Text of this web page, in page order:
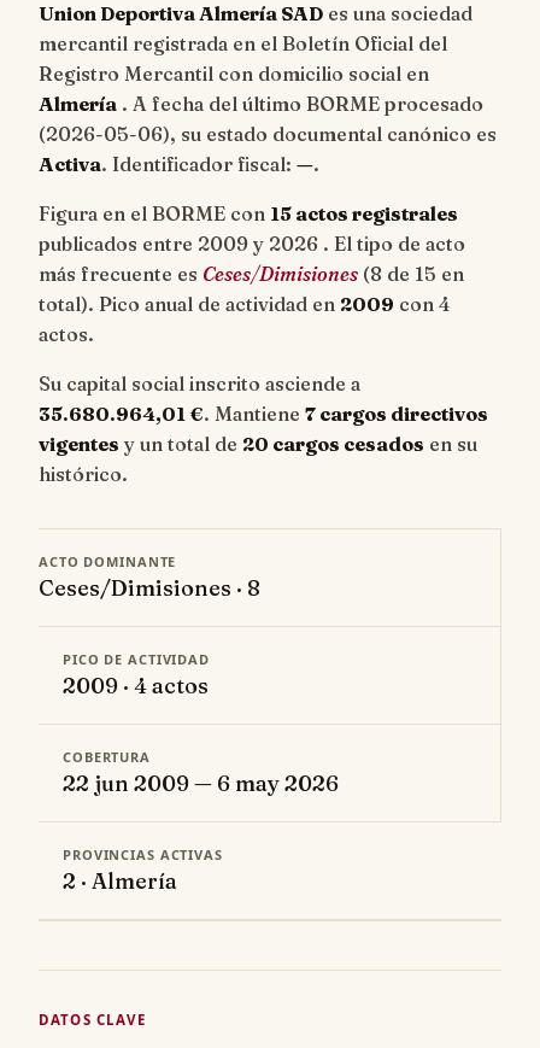
Union Deportiva Almería SAD es una sociedad
mercantil registrada en el Boletín Oficial del
Registro Mercantil con domicilio social en
Almería . A fecha del último BORME procesado
(2026-05-06), su estado documental canónico es
Activa. Identificador fiscal: —.
Figura en el BORME con 15 actos registrales
publicados entre 2009 y 2026 . El tipo de acto
más frecuente es Ceses/Dimisiones (8 de 15 en
total). Pico anual de actividad en 2009 con 4
actos.
Su capital social inscrito asciende a
35.680.964,01 €. Mantiene 7 cargos directivos
vigentes y un total de 20 cargos cesados en su
histórico.
ACTO DOMINANTE
Ceses/Dimisiones · 8
PICO DE ACTIVIDAD
2009 · 4 actos
COBERTURA
22 jun 2009 — 6 may 2026
PROVINCIAS ACTIVAS
2 · Almería
DATOS CLAVE